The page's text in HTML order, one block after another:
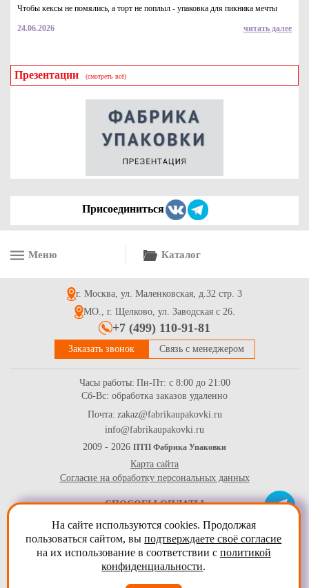
Пакет (конверт) из воздушно пузырчатой пленки 3-10-65,
Пакет (конверт) из трехслойной воздушно пузырчатой
Полиэтилен вспененный в рулоне, 1,05м*50м, 2мм
Чтобы кексы не помялись, а торт не поплыл - упаковка для пикника мечты
24.06.2026 читать далее
Презентации (смотреть всё)
Присоединиться
Меню Каталог
г. Москва, ул. Маленковская, д.32 стр. 3
МО., г. Щелково, ул. Заводская с 26.
+7 (499) 110-91-81
Заказать звонок Связь с менеджером
Часы работы: Пн-Пт: с 8:00 до 21:00
Сб-Вс: обработка заказов удаленно
Почта: zakaz@fabrikaupakovki.ru
info@fabrikaupakovki.ru
2009 - 2026 ПТП Фабрика Упаковки
Карта сайта
Согласие на обработку персональных данных
СПОСОБЫ ОПЛАТЫ
На сайте используются cookies. Продолжая
пользоваться сайтом, выподтверждаете своё согласие
на их использование в соответствии с политикой
конфиденциальности.